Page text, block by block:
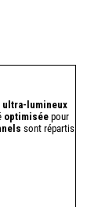
ultra-lumineux
optimisée pour
sont répartis